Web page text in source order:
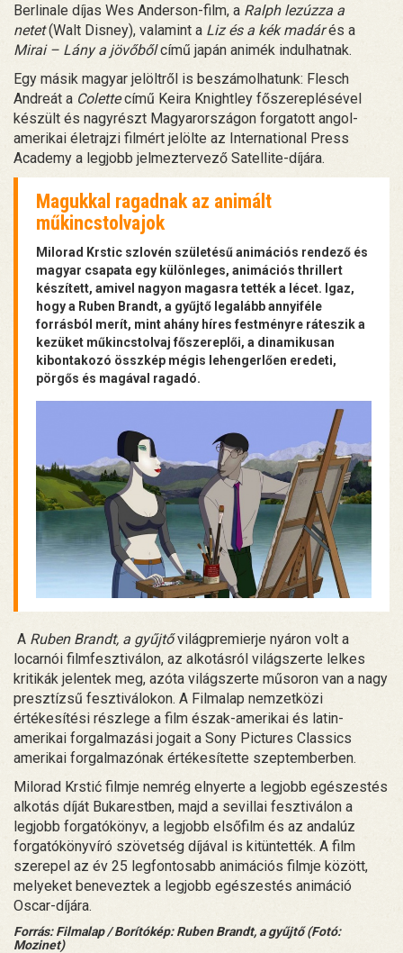
Berlinale díjas Wes Anderson-film, a Ralph lezúzza a
netet(Walt Disney), valamint a Liz és a kék madárés a
Mirai – Lány a jövőbőlcímű japán animék indulhatnak.
Egy másik magyar jelöltről is beszámolhatunk: Flesch
Andreát a Colettecímű Keira Knightley főszereplésével
készült és nagyrészt Magyarországon forgatott angol-
amerikai életrajzi filmért jelölte az International Press
Academy a legjobb jelmeztervező Satellite-díjára.
Magukkal ragadnak az animált
műkincstolvajok
Milorad Krstic szlovén születésű animációs rendező és
magyar csapata egy különleges, animációs thrillert
készített, amivel nagyon magasra tették a lécet. Igaz,
hogy a Ruben Brandt, a gyűjtő legalább annyiféle
forrásból merít, mint ahány híres festményre ráteszik a
kezüket műkincstolvaj főszereplői, a dinamikusan
kibontakozó összkép mégis lehengerlően eredeti,
pörgős és magával ragadó.
A Ruben Brandt, a gyűjtővilágpremierje nyáron volt a
locarnói filmfesztiválon, az alkotásról világszerte lelkes
kritikák jelentek meg, azóta világszerte műsoron van a nagy
presztízsű fesztiválokon. A Filmalap nemzetközi
értékesítési részlege a film észak-amerikai és latin-
amerikai forgalmazási jogait a Sony Pictures Classics
amerikai forgalmazónak értékesítette szeptemberben.
Milorad Krstić filmje nemrég elnyerte a legjobb egészestés
alkotás díját Bukarestben, majd a sevillai fesztiválon a
legjobb forgatókönyv, a legjobb elsőfilm és az andalúz
forgatókönyvíró szövetség díjával is kitüntették. A film
szerepel az év 25 legfontosabb animációs filmje között,
melyeket beneveztek a legjobb egészestés animáció
Oscar-díjára.
Forrás: Filmalap / Borítókép: Ruben Brandt, a gyűjtő (Fotó:
Mozinet)